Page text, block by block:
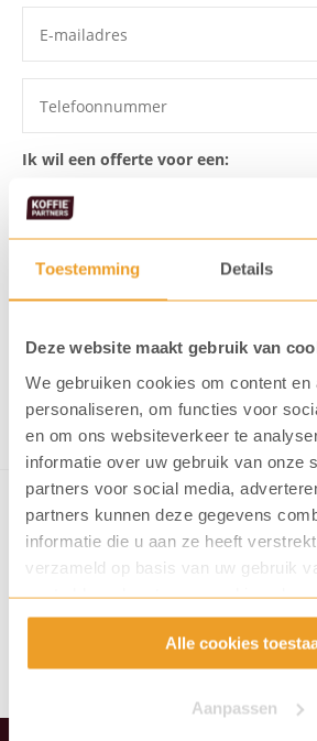
Toestemming Details
Deze website maakt gebruik van
We gebruiken cookies om content en
personaliseren, om functies voor
en om ons websiteverkeer te
informatie over uw gebruik van onze
partners voor social media,
partners kunnen deze gegevens
informatie die u aan ze heeft
verzameld op basis van uw gebruik
gaat akkoord met onze cookies als u
gebruiken.
Alle cookies
Aanpassen
Ik wil een offerte voor een:
Ik ga akkoord dat mijn gegevens
Ik meld me aan voor de KoffiePartners
Verstuur formulier